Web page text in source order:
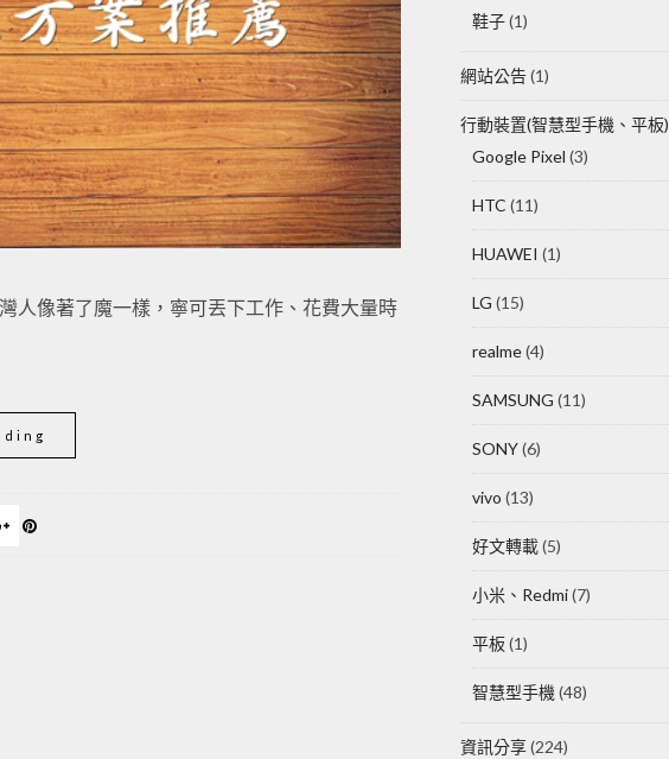
人像著了魔一樣，寧可丟下工作、花費大量時
鞋子(1)
網站公告(1)
行動裝置(智慧型手機、平板)
Google Pixel (3)
HTC (11)
HUAWEI (1)
LG (15)
realme(4)
SAMSUNG (11)
SONY(6)
vivo (13)
好文轉載(5)
小米、Redmi(7)
平板(1)
智慧型手機 (48)
資訊分享(224)